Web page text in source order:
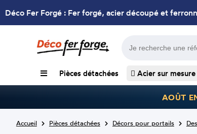
Déco Fer Forgé : Fer forgé, acier découpé et
Pièces détachées Acier sur mesure
AOÛT
Accueil Pièces détachées Décors pour portails